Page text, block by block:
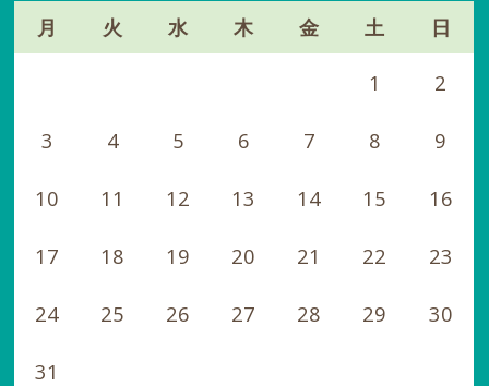
月 火 水 木 金 土 日
1 2
3 4 5 6 7 8 9
10 11 12 13 14 15 16
17 18 19 20 21 22 23
24 25 26 27 28 29 30
31